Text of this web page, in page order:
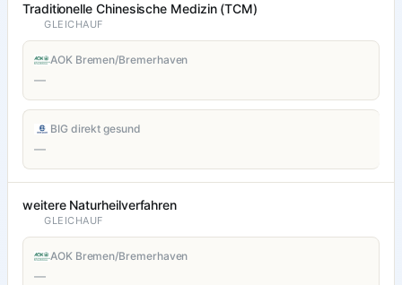
Traditionelle Chinesische Medizin (TCM)
GLEICHAUF
AOK Bremen/Bremerhaven
—
BIG direkt gesund
—
weitere Naturheilverfahren
GLEICHAUF
AOK Bremen/Bremerhaven
—